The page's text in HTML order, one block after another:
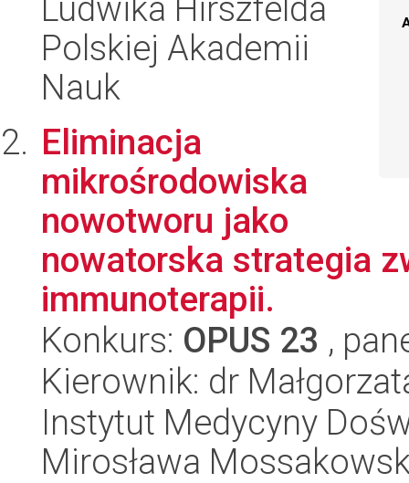
Ludwika Hirszfelda
Polskiej Akademii
Nauk
Eliminacja
mikrośrodowiska
nowotworu jako
nowatorska strategia
immunoterapii.
Konkurs: OPUS 23 ,
Kierownik: dr
Instytut Medycyny
Mirosława